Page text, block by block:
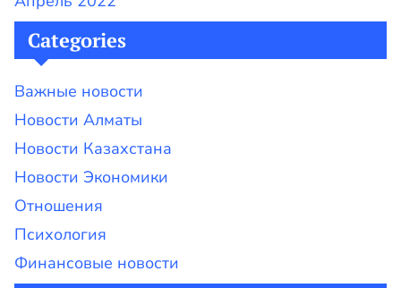
Categories
Важные новости
Новости Алматы
Новости Казахстана
Новости Экономики
Отношения
Психология
Финансовые новости